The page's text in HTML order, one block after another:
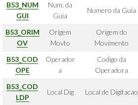
B53_NUM
GUI
Num. da
Guia
Numero da Guia
B53_ORIM
OV
Origem
Movto
Origem do
Movimento
B53_COD
OPE
Operador
a
Codigo da
Operadora
B53_COD
LDP
Local Dig Local de Digitacao